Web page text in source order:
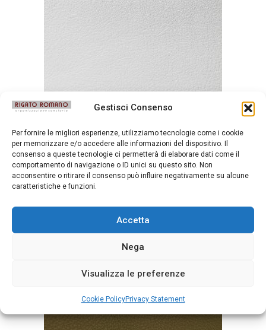
Gestisci Consenso
Per fornire le migliori esperienze, utilizziamo tecnologie come i cookie
per memorizzare e/o accedere alle informazioni del dispositivo. Il
consenso a queste tecnologie ci permetterà di elaborare dati come il
comportamento di navigazione o ID unici su questo sito. Non
acconsentire o ritirare il consenso può influire negativamente su alcune
caratteristiche e funzioni.
Accetta
Nega
Visualizza le preferenze
Cookie PolicyPrivacy Statement
Mousse Bianco